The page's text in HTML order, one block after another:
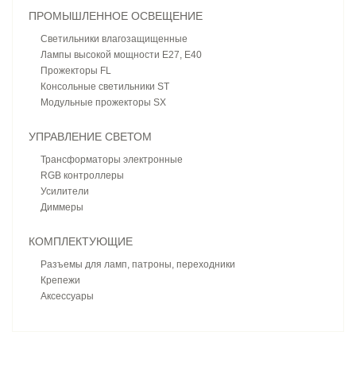
ПРОМЫШЛЕННОЕ ОСВЕЩЕНИЕ
Светильники влагозащищенные
Лампы высокой мощности E27, E40
Прожекторы FL
Консольные светильники ST
Модульные прожекторы SX
УПРАВЛЕНИЕ СВЕТОМ
Трансформаторы электронные
RGB контроллеры
Усилители
Диммеры
КОМПЛЕКТУЮЩИЕ
Разъемы для ламп, патроны, переходники
Крепежи
Аксессуары